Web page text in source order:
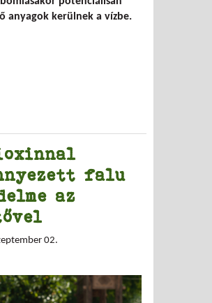
anyagok kerülnek a vízbe.
falu
az
02.